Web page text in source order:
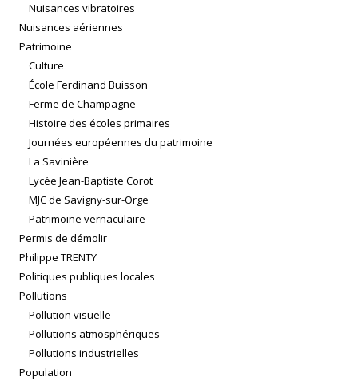
Nuisances vibratoires
Nuisances aériennes
Patrimoine
Culture
École Ferdinand Buisson
Ferme de Champagne
Histoire des écoles primaires
Journées européennes du patrimoine
La Savinière
Lycée Jean-Baptiste Corot
MJC de Savigny-sur-Orge
Patrimoine vernaculaire
Permis de démolir
Philippe TRENTY
Politiques publiques locales
Pollutions
Pollution visuelle
Pollutions atmosphériques
Pollutions industrielles
Population